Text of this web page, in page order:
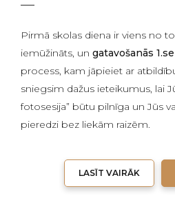
Pirmā skolas diena ir viens no
iemūžināts, un gatavošanās
process, kam jāpieiet ar
sniegsim dažus ieteikumus, lai
fotosesija” būtu pilnīga un Jūs
pieredzi bez liekām raizēm.
LASĪT VAIRĀK